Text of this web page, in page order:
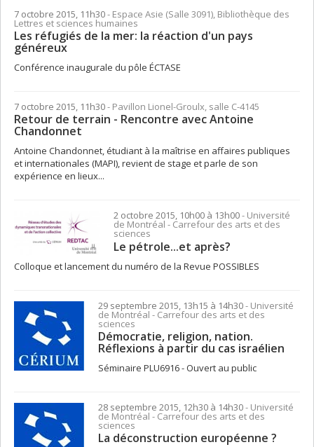
7 octobre 2015, 11h30- Espace Asie (Salle 3091), Bibliothèque des
Lettres et sciences humaines
Les réfugiés de la mer: la réaction d'un pays
généreux
Conférence inaugurale du pôle ÉCTASE
7 octobre 2015, 11h30- Pavillon Lionel-Groulx, salle C-4145
Retour de terrain - Rencontre avec Antoine
Chandonnet
Antoine Chandonnet, étudiant à la maîtrise en affaires publiques
et internationales (MAPI), revient de stage et parle de son
expérience en lieux...
2 octobre 2015, 10h00 à 13h00- Université
de Montréal - Carrefour des arts et des
sciences
Le pétrole...et après?
Colloque et lancement du numéro de la Revue POSSIBLES
29 septembre 2015, 13h15 à 14h30- Université
de Montréal - Carrefour des arts et des
sciences
Démocratie, religion, nation.
Réflexions à partir du cas israélien
Séminaire PLU6916 - Ouvert au public
28 septembre 2015, 12h30 à 14h30- Université
de Montréal - Carrefour des arts et des
sciences
La déconstruction européenne ?